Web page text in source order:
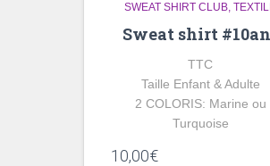
SWEAT SHIRT CLUB
Sweat shirt
TTC
Taille Enfant & Adulte
2 COLORIS: Marine ou
Turquoise
10,00€